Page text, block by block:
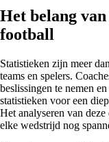
Het belang
football
Statistieken zijn meer
teams en spelers.
beslissingen te nemen
statistieken voor een
Het analyseren van
elke wedstrijd nog